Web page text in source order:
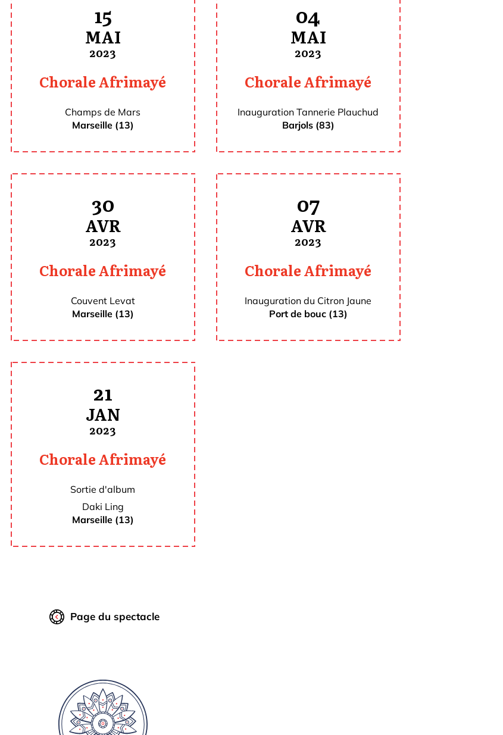
15
MAI
2023
Chorale Afrimayé
Champs de Mars
Marseille (13)
04
MAI
2023
Chorale Afrimayé
Inauguration Tannerie Plauchud
Barjols (83)
30
AVR
2023
Chorale Afrimayé
Couvent Levat
Marseille (13)
07
AVR
2023
Chorale Afrimayé
Inauguration du Citron Jaune
Port de bouc (13)
21
JAN
2023
Chorale Afrimayé
Sortie d'album
Daki Ling
Marseille (13)
Page du spectacle